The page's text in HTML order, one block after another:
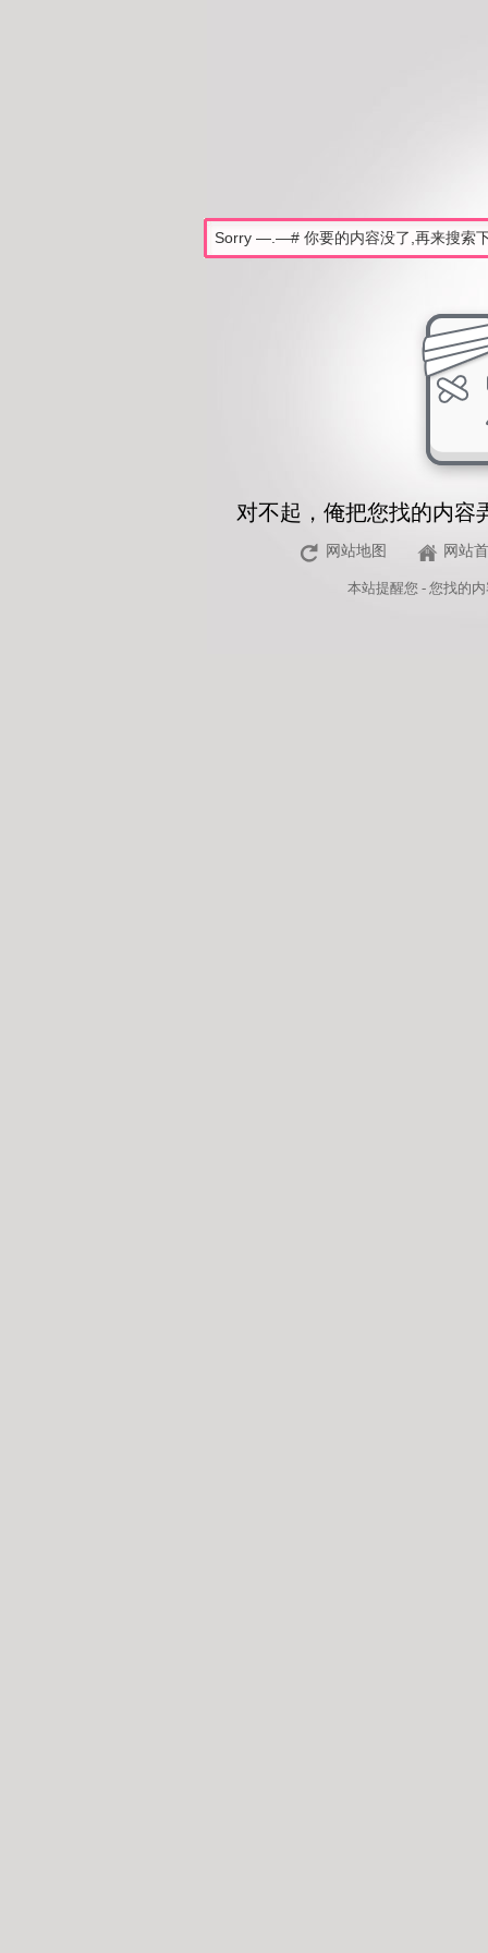
对不起，俺把您找的内容
网站地图 网站
本站提醒您 - 您找的